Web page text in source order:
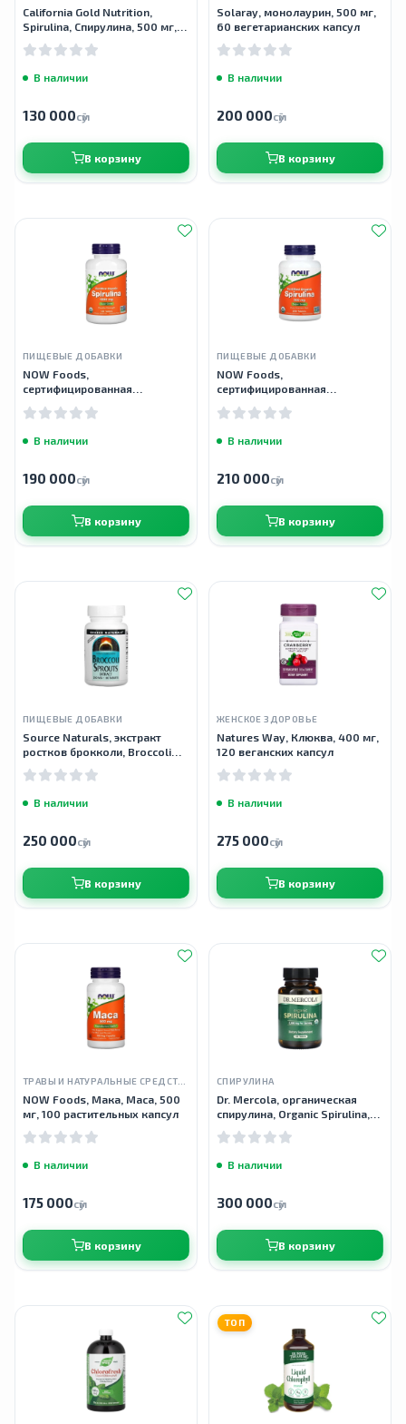
California Gold Nutrition,
Spirulina, Cпирулина, 500 мг,
В наличии
130 000сӯм
В корзину
Solaray, монолаурин, 500 мг,
60 вегетарианских капсул
В наличии
200 000сӯм
В корзину
ПИЩЕВЫЕ ДОБАВКИ
NOW Foods,
сертифицированная
мг, 120 таблеток
В наличии
190 000сӯм
В корзину
ПИЩЕВЫЕ ДОБАВКИ
NOW Foods,
сертифицированная
мг, 200 таблеток
В наличии
210 000сӯм
В корзину
ПИЩЕВЫЕ ДОБАВКИ
Source Naturals, экстракт
ростков брокколи, Broccoli
таблеток
В наличии
250 000сӯм
В корзину
ЖЕНСКОЕ ЗДОРОВЬЕ
Natures Way, Клюква, 400 мг,
120 веганских капсул
В наличии
275 000сӯм
В корзину
NOW Foods, Мака, Maca, 500
мг, 100 растительных капсул
В наличии
175 000сӯм
В корзину
СПИРУЛИНА
Dr. Mercola, органическая
спирулина, Organic Spirulina,
2000 мг, 120 таблеток
В наличии
300 000сӯм
В корзину
ТОП